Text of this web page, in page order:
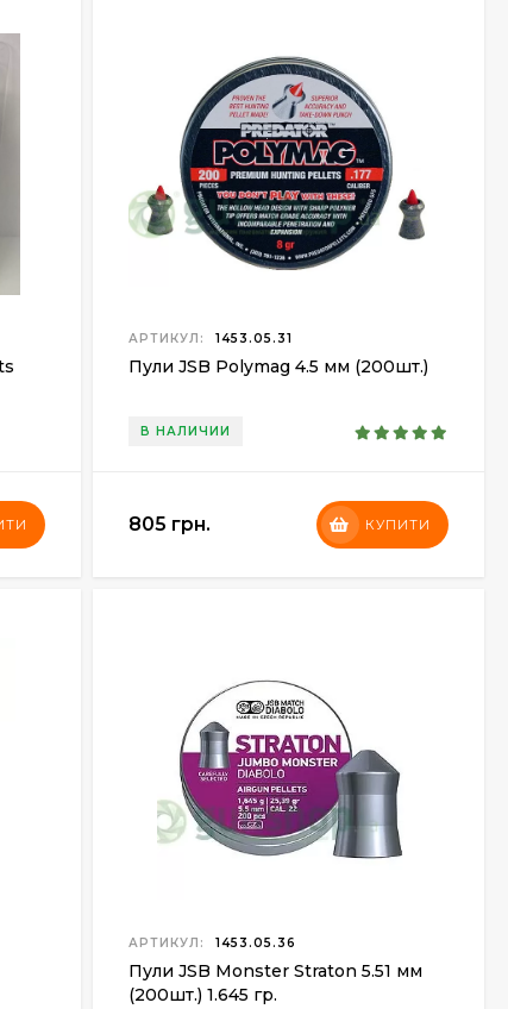
АРТИКУЛ: 1453.05.31
Пули JSB Polymag 4.5 мм (200шт.)
В НАЛИЧИИ
805 грн. КУПИТИ
АРТИКУЛ: 1453.05.36
Пули JSB Monster Straton 5.51 мм
(200шт.) 1.645 гр.